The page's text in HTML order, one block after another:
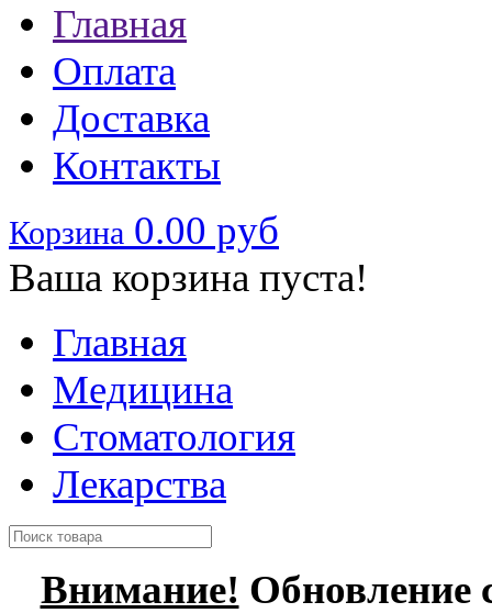
Главная
Оплата
Доставка
Контакты
Корзина 0.00 руб
Ваша корзина пуста!
Главная
Медицина
Стоматология
Лекарства
Внимание! Обновление